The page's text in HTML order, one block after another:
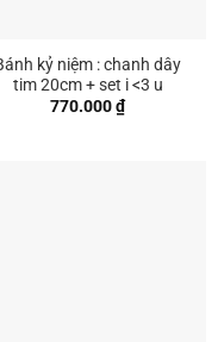
kỷ niệm : chanh dây
tim 20cm + set i <3 u
770.000₫